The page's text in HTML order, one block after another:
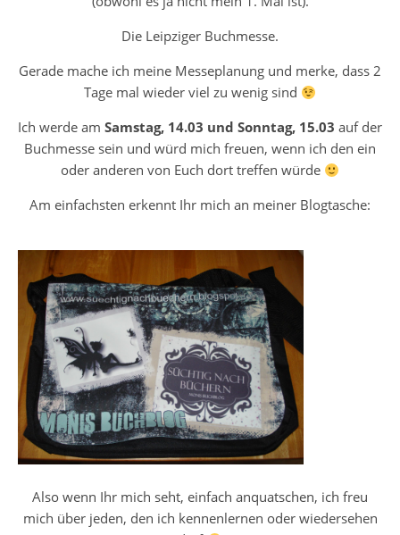
Die Leipziger Buchmesse.
Gerade mache ich meine Messeplanung und merke, dass 2
Tage mal wieder viel zu wenig sind
Ich werde am Samstag, 14.03 und Sonntag, 15.03 auf der
Buchmesse sein und würd mich freuen, wenn ich den ein
oder anderen von Euch dort treffen würde
Am einfachsten erkennt Ihr mich an meiner Blogtasche:
Also wenn Ihr mich seht, einfach anquatschen, ich freu
mich über jeden, den ich kennenlernen oder wiedersehen